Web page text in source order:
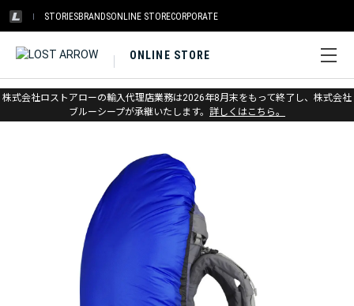
STORIESBRANDSONLINE STORECORPORATE
ONLINE STORE
株式会社ロストアローの輸入代理店業務は2026年8月末をもって終了し、株式会社
ブルーシープが承継いたします。 詳しくはこちら。
ホーム > シートゥサミット > パック＆ストレージ